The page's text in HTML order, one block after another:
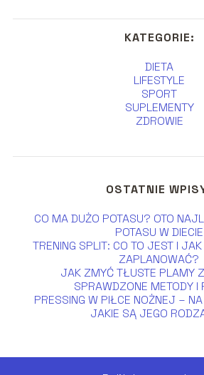
KATEGORIE:
DIETA
LIFESTYLE
SPORT
SUPLEMENTY
ZDROWIE
OSTATNIE
CO MA DUŻO POTASU? OTO
POTASU W DIECIE
TRENING SPLIT: CO TO JEST I
ZAPLANOWAĆ?
JAK ZMYĆ TŁUSTE PLAMY
SPRAWDZONE METODY I
PRESSING W PIŁCE NOŻNEJ –
JAKIE SĄ JEGO